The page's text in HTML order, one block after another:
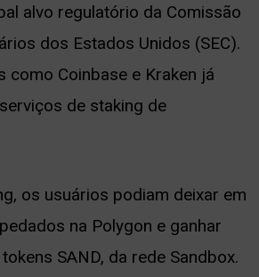
alvo regulatório da Comissão
dos Estados Unidos (SEC).
como Coinbase e Kraken já
de staking de
os usuários podiam deixar em
na Polygon e ganhar
SAND, da rede Sandbox.